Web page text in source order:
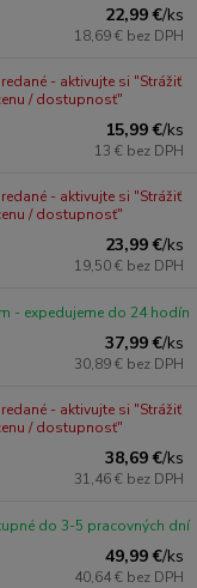
22,99 €/ks
18,69 € bez DPH
15,99 €/ks
13 € bez DPH
- aktivujte si "Strážiť
/ dostupnosť"
23,99 €/ks
19,50 € bez DPH
- aktivujte si "Strážiť
/ dostupnosť"
37,99 €/ks
30,89 € bez DPH
- expedujeme do 24 hodín
38,69 €/ks
31,46 € bez DPH
- aktivujte si "Strážiť
/ dostupnosť"
49,99 €/ks
40,64 € bez DPH
do 3-5 pracovných dní